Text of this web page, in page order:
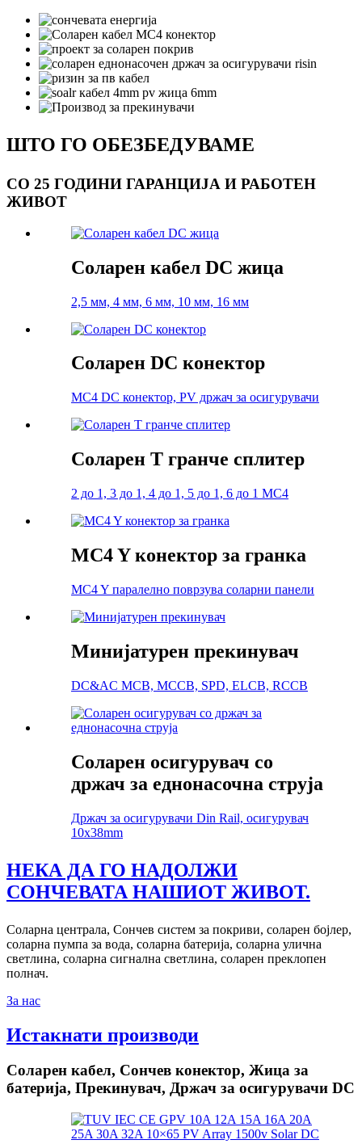
ШТО ГО ОБЕЗБЕДУВАМЕ
СО 25 ГОДИНИ ГАРАНЦИЈА И РАБОТЕН
ЖИВОТ
Соларен кабел DC жица
2,5 мм, 4 мм, 6 мм, 10 мм, 16 мм
Соларен DC конектор
MC4 DC конектор, PV држач за осигурувачи
Соларен Т гранче сплитер
2 до 1, 3 до 1, 4 до 1, 5 до 1, 6 до 1 MC4
MC4 Y конектор за гранка
MC4 Y паралелно поврзува соларни панели
Минијатурен прекинувач
DC&AC MCB, MCCB, SPD, ELCB, RCCB
Соларен осигурувач со
држач за еднонасочна струја
Држач за осигурувачи Din Rail, осигурувач
10x38mm
НЕКА ДА ГО НАДОЛЖИ
СОНЧЕВАТА НАШИОТ ЖИВОТ.
Соларна централа, Сончев систем за покриви, соларен бојлер,
соларна пумпа за вода, соларна батерија, соларна улична
светлина, соларна сигнална светлина, соларен преклопен
полнач.
За нас
Истакнати производи
Соларен кабел, Сончев конектор, Жица за
батерија, Прекинувач, Држач за осигурувачи DC